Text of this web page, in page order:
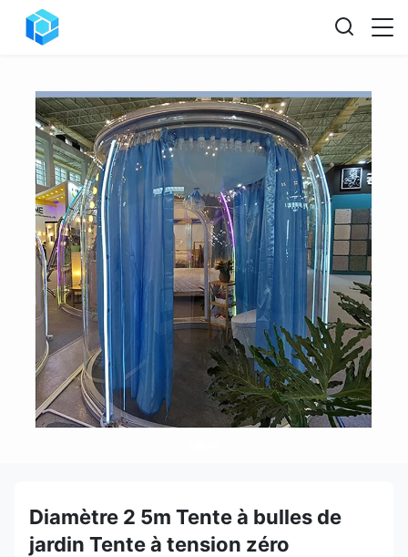
Diamètre 2 5m Tente à bulles de
jardin Tente à tension zéro